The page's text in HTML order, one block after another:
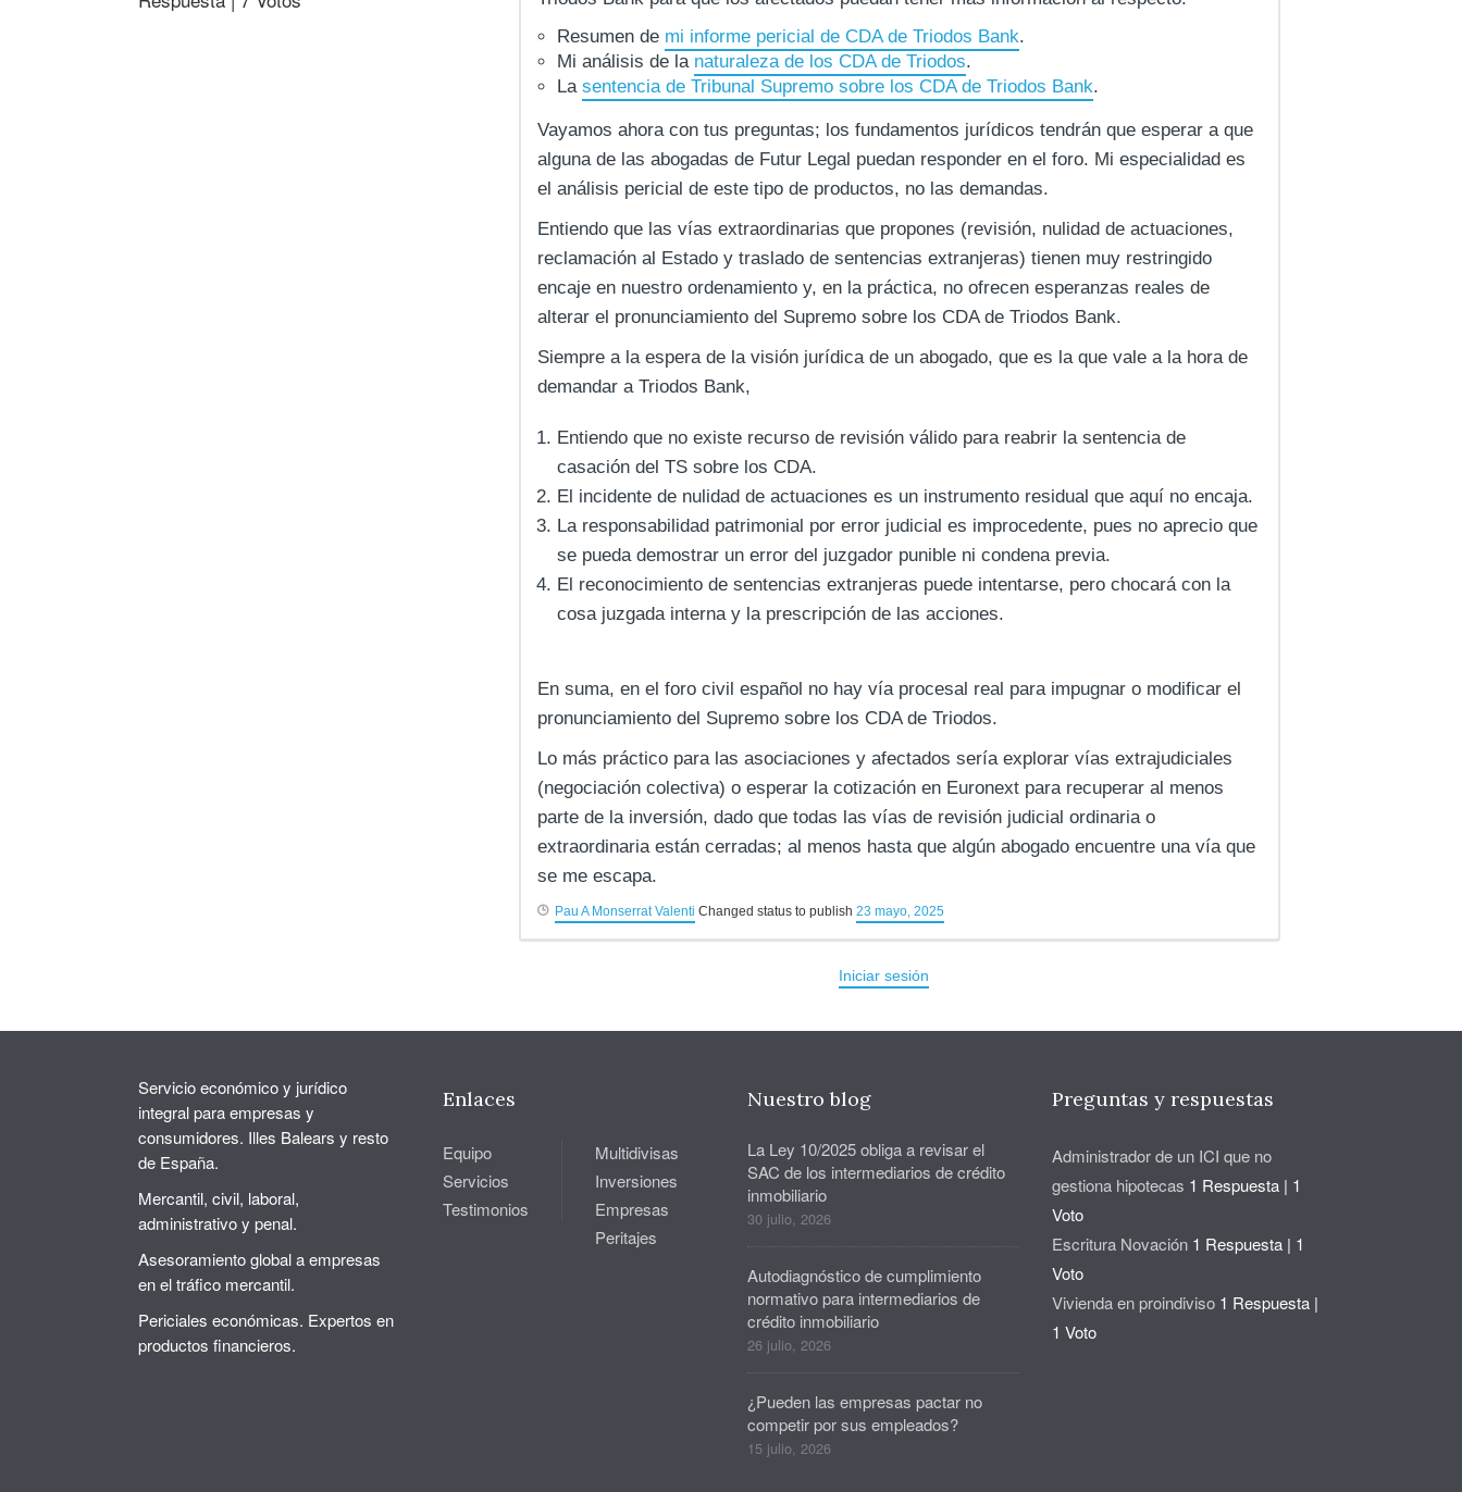
Resumen de mi informe pericial de CDA de Triodos Bank.
Mi análisis de la naturaleza de los CDA de Triodos.
La sentencia de Tribunal Supremo sobre los CDA de Triodos Bank.
Vayamos ahora con tus preguntas; los fundamentos jurídicos tendrán que esperar a que
alguna de las abogadas de Futur Legal puedan responder en el foro. Mi especialidad es
el análisis pericial de este tipo de productos, no las demandas.
Entiendo que las vías extraordinarias que propones (revisión, nulidad de actuaciones,
reclamación al Estado y traslado de sentencias extranjeras) tienen muy restringido
encaje en nuestro ordenamiento y, en la práctica, no ofrecen esperanzas reales de
alterar el pronunciamiento del Supremo sobre los CDA de Triodos Bank.
Siempre a la espera de la visión jurídica de un abogado, que es la que vale a la hora de
demandar a Triodos Bank,
Entiendo que no existe recurso de revisión válido para reabrir la sentencia de
casación del TS sobre los CDA.
El incidente de nulidad de actuaciones es un instrumento residual que aquí no encaja.
La responsabilidad patrimonial por error judicial es improcedente, pues no aprecio que
se pueda demostrar un error del juzgador punible ni condena previa.
El reconocimiento de sentencias extranjeras puede intentarse, pero chocará con la
cosa juzgada interna y la prescripción de las acciones.
En suma, en el foro civil español no hay vía procesal real para impugnar o modificar el
pronunciamiento del Supremo sobre los CDA de Triodos.
Lo más práctico para las asociaciones y afectados sería explorar vías extrajudiciales
(negociación colectiva) o esperar la cotización en Euronext para recuperar al menos
parte de la inversión, dado que todas las vías de revisión judicial ordinaria o
extraordinaria están cerradas; al menos hasta que algún abogado encuentre una vía que
se me escapa.
Pau A Monserrat Valenti Changed status to publish 23 mayo, 2025
Iniciar sesión
Servicio económico y jurídico
integral para empresas y
consumidores. Illes Balears y resto
de España.
Mercantil, civil, laboral,
administrativo y penal.
Asesoramiento global a empresas
en el tráfico mercantil.
Periciales económicas. Expertos en
productos financieros.
Enlaces
Equipo
Servicios
Testimonios
Multidivisas
Inversiones
Empresas
Peritajes
Nuestro blog
La Ley 10/2025 obliga a revisar el
SAC de los intermediarios de crédito
inmobiliario
30 julio, 2026
Autodiagnóstico de cumplimiento
normativo para intermediarios de
crédito inmobiliario
26 julio, 2026
¿Pueden las empresas pactar no
competir por sus empleados?
15 julio, 2026
Preguntas y respuestas
Administrador de un ICI que no
gestiona hipotecas 1 Respuesta | 1
Voto
Escritura Novación 1 Respuesta | 1
Voto
Vivienda en proindiviso 1 Respuesta |
1 Voto